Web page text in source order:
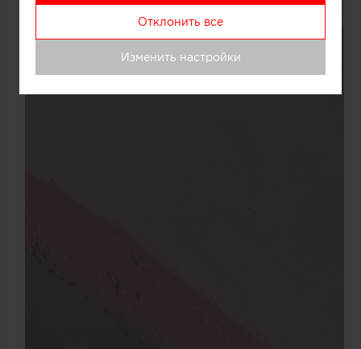
Отклонить все
Изменить настройки